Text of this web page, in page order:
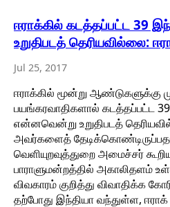
ஈராக்கில் கடத்தப்பட்ட 39
உறுதிபடத் தெரியவில்லை:
Jul 25, 2017
ஈராக்கில் மூன்று ஆண்டுகளுக்கு
பயங்கரவாதிகளால் கடத்தப்பட்ட
என்னவென்று உறுதிபடத்
அவர்களைத்
வெளியுறவுத்துறை அமைச்சர்
பாராளுமன்றத்தில் அகாலிதளம்
விவகாரம் குறித்து விவாதிக்க
தற்போது இந்தியா வந்துள்ள, ஈராக்